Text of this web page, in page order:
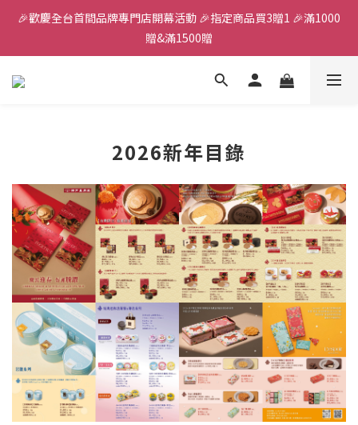
全館滿千免運
🎉歡慶全台首間品牌專門店開幕活動 🎉指定商品買3贈1 🎉滿1000
贈&滿1500贈
✨首加入會員獲得200元購物金✨生日禮金300元
全館滿千免運
2026新年目錄